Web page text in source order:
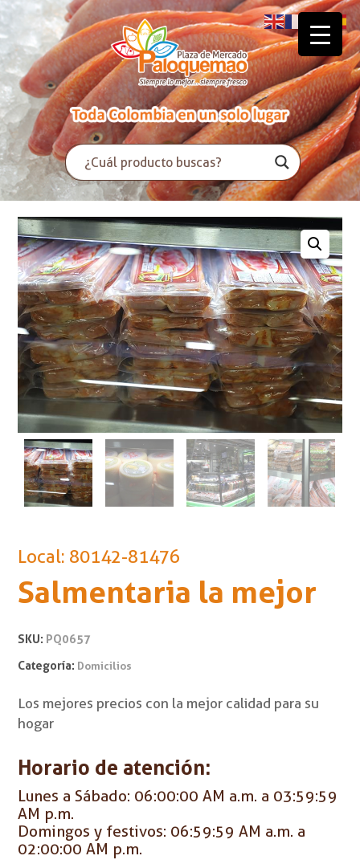
Local: 80142-81476
Salmentaria la mejor
SKU: PQ0657
Categoría: Domicilios
Los mejores precios con la mejor calidad para su
hogar
Horario de atención:
Lunes a Sábado: 06:00:00 AM a.m. a 03:59:59
AM p.m.
Domingos y festivos: 06:59:59 AM a.m. a
02:00:00 AM p.m.